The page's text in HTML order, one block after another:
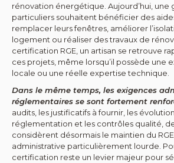
rénovation énergétique. Aujourd’hui, une
particuliers souhaitent bénéficier des
remplacer leurs fenêtres, améliorer
logement ou réaliser des travaux de
certification RGE, un artisan se retrouve
ces projets, même lorsqu’il possède une
locale ou une réelle expertise technique.
Dans le même temps, les exigences
réglementaires se sont fortement
audits, les justificatifs à fournir, les
réglementation et les contrôles qualité,
considèrent désormais le maintien du
administrative particulièrement lourde.
certification reste un levier majeur pour